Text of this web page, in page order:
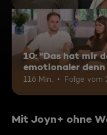
10: "Das hat mir
emotionaler denn
116 Min. Folge vom
Mit Joyn+ ohne